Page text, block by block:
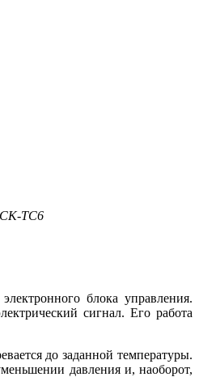
СК-ТС6
блока управления.
сигнал. Его работа
до заданной температуры.
давления и, наоборот,